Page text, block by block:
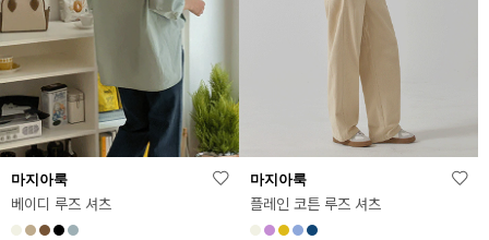
마지아룩
베이디 루즈 셔츠
마지아룩
플레인 코튼 루즈 셔츠